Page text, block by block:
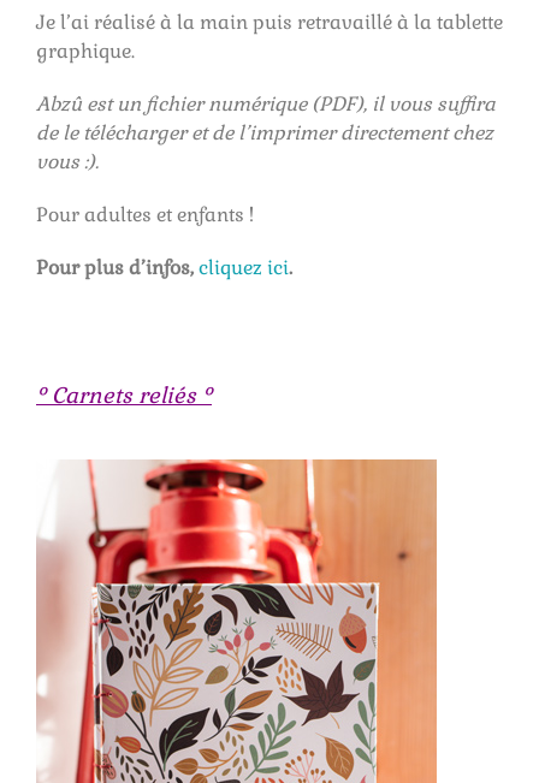
Je l’ai réalisé à la main puis retravaillé à la tablette
graphique.
Abzû est un fichier numérique (PDF), il vous suffira
de le télécharger et de l’imprimer directement chez
vous :).
Pour adultes et enfants !
Pour plus d’infos,cliquez ici.
° Carnets reliés °